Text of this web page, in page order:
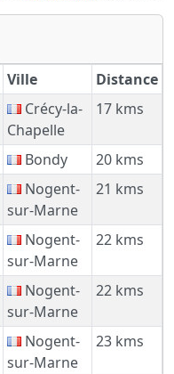
Ville
Distance
Crécy-la-
Chapelle
17 kms
Bondy
20 kms
Nogent-
sur-Marne
21 kms
Nogent-
sur-Marne
22 kms
Nogent-
sur-Marne
22 kms
Nogent-
sur-Marne
23 kms